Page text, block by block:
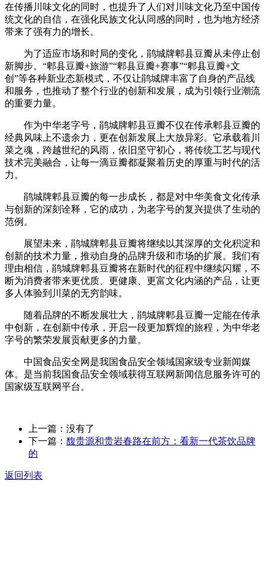
在传播川味文化的同时，也提升了人们对川味文化乃至中国传
统文化的自信，在强化民族文化认同感的同时，也为地方经济
带来了强有力的增长。
为了适应市场和时局的变化，鹃城牌郫县豆瓣从未停止创
新脚步。“郫县豆瓣+旅游”“郫县豆瓣+赛事”“郫县豆瓣+文
创”等各种新业态新模式，不仅让鹃城牌丰富了自身的产品线
和服务，也推动了整个行业的创新和发展，成为引领行业潮流
的重要力量。
作为中华老字号，鹃城牌郫县豆瓣不仅在传承郫县豆瓣的
经典风味上不遗余力，更在创新发展上大放异彩。它承载着川
菜之魂，跨越世纪的风雨，依旧坚守初心，将传统工艺与现代
技术完美融合，让每一滴豆瓣都凝聚着历史的厚重与时代的活
力。
鹃城牌郫县豆瓣的每一步成长，都是对中华美食文化传承
与创新的深刻诠释，它的成功，为老字号的复兴提供了生动的
范例。
展望未来，鹃城牌郫县豆瓣将继续以其深厚的文化积淀和
创新的技术力量，推动自身的品牌升级和市场的扩展。我们有
理由相信，鹃城牌郫县豆瓣将在新时代的征程中继续闪耀，不
断为消费者带来更优质、更健康、更富文化内涵的产品，让更
多人体验到川菜的无穷韵味。
随着品牌的不断发展壮大，鹃城牌郫县豆瓣一定能在传承
中创新，在创新中传承，开启一段更加辉煌的旅程，为中华老
字号的繁荣发展贡献更多的力量。
中国食品安全网是我国食品安全领域国家级专业新闻媒
体。是当前我国食品安全领域获得互联网新闻信息服务许可的
国家级互联网平台。
上一篇：没有了
下一篇： 馥贵源和贵岩春路在前方：看新一代茶饮品牌
的
返回列表